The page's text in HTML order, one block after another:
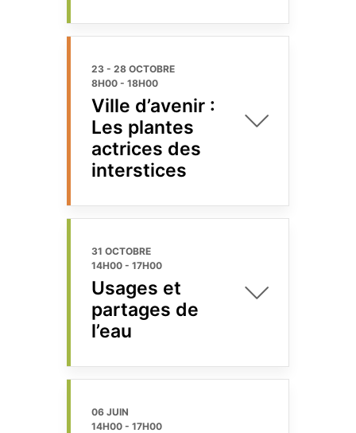
23 - 28 OCTOBRE
8H00 - 18H00
Ville d’avenir :
Les plantes
actrices des
interstices
31 OCTOBRE
14H00 - 17H00
Usages et
partages de
l’eau
06 JUIN
14H00 - 17H00